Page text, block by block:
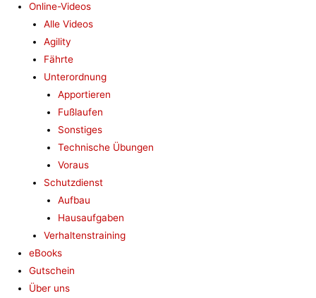
Online-Videos
Alle Videos
Agility
Fährte
Unterordnung
Apportieren
Fußlaufen
Sonstiges
Technische Übungen
Voraus
Schutzdienst
Aufbau
Hausaufgaben
Verhaltenstraining
eBooks
Gutschein
Über uns